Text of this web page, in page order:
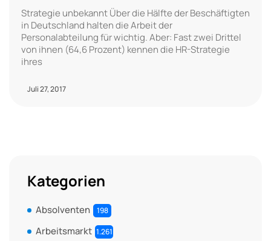
Strategie unbekannt Über die Hälfte der Beschäftigten
in Deutschland halten die Arbeit der
Personalabteilung für wichtig. Aber: Fast zwei Drittel
von ihnen (64,6 Prozent) kennen die HR-Strategie
ihres
Juli 27, 2017
Kategorien
Absolventen 198
Arbeitsmarkt 1.261